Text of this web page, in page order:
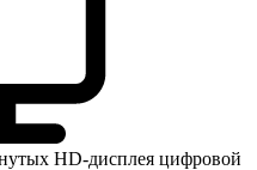
HD-дисплея цифровой